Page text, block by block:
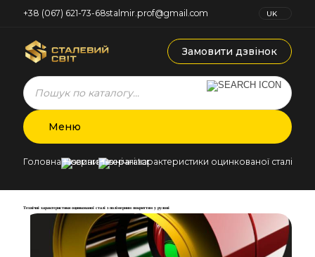
+38 (067) 621-73-68stalmir.prof@gmail.com
UK
Замовити дзвінок
Products
search
Меню
Головна Новини Технічні характеристики оцинкованої сталі з
Технічні характеристики оцинкованої сталі з полімерним покриттям у рулоні